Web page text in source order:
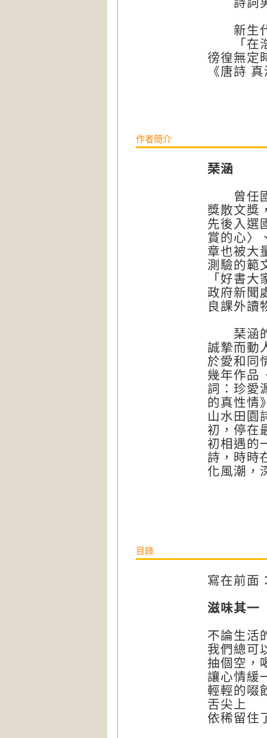
新生代
「在浩
徬徨無定
《唐詩
作者簡介
琹涵
曾任國
獎散文獎
先後入選
賞的心〉
章也被大
測驗的範
「好書
政府新聞
良課外讀
琹涵的
誠摯而動
於愛和同
幾年作品
詞：珍愛
的真性情
山水田園
初，停在
初相遇的
詩，時時
化風潮，
目錄
寫在前面
滋味其
不論生活
我們總可
抽個空，
讓心情緩
輕輕的啜
舌尖上
依稀留